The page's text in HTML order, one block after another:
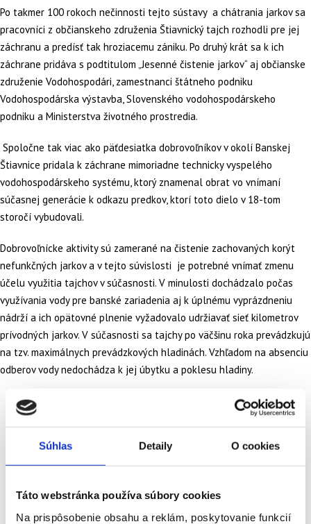
Súhlas Detaily O cookies
Táto webstránka používa súbory cookies
Na prispôsobenie obsahu a reklám, poskytovanie funkcií
Po takmer 100 rokoch nečinnosti tejto sústavy a chátrania jarkov sa
pracovníci z občianskeho združenia Štiavnický tajch rozhodli pre jej
záchranu a predísť tak hroziacemu zániku. Po druhý krát sa k ich
záchrane pridáva s podtitulom „Jesenné čistenie jarkov“ aj občianske
združenie Vodohospodári, zamestnanci štátneho podniku
Vodohospodárska výstavba, Slovenského vodohospodárskeho
podniku a Ministerstva životného prostredia.
Spoločne tak viac ako päťdesiatka dobrovoľníkov v okolí Banskej
Štiavnice pridala k záchrane mimoriadne technicky vyspelého
vodohospodárskeho systému, ktorý znamenal obrat vo vnímaní
súčasnej generácie k odkazu predkov, ktorí toto dielo v 18-tom
storočí vybudovali.
Dobrovoľnícke aktivity sú zamerané na čistenie zachovaných korýt
nefunkčných jarkov a v tejto súvislosti je potrebné vnímať zmenu
účelu využitia tajchov v súčasnosti. V minulosti dochádzalo počas
využívania vody pre banské zariadenia aj k úplnému vyprázdneniu
nádrží a ich opätovné plnenie vyžadovalo udržiavať sieť kilometrov
prívodných jarkov. V súčasnosti sa tajchy po väčšinu roka prevádzkujú
na tzv. maximálnych prevádzkových hladinách. Vzhľadom na absenciu
odberov vody nedochádza k jej úbytku a poklesu hladiny.